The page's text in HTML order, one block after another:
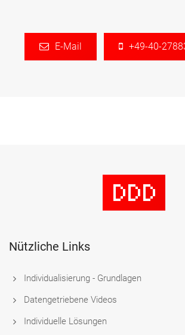
E-Mail +49-40-
Nützliche Links
Individualisierung - Grundlagen
Datengetriebene Videos
Individuelle Lösungen